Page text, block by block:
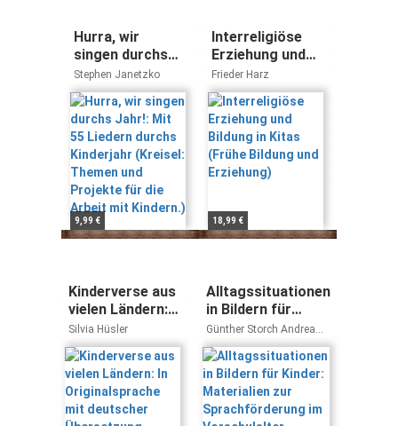
Hurra, wir
singen durchs
Jahr!: Mit 55
Liedern durchs
Kinderjahr
(Kreisel: Themen
und Projekte für
die Arbeit mit
Kindern.)
Stephen Janetzko
9,99 €
Interreligiöse
Erziehung und
Bildung in Kitas
(Frühe Bildung
und Erziehung)
Frieder Harz
18,99 €
Kinderverse aus
vielen Ländern:
In
Originalsprache
mit deutscher
Übersetzung
Silvia Hüsler
Alltagssituationen
in Bildern für
Kinder:
Materialien zur
Sprachförderung
im Vorschulalter
Günther Storch Andrea
Gusowski